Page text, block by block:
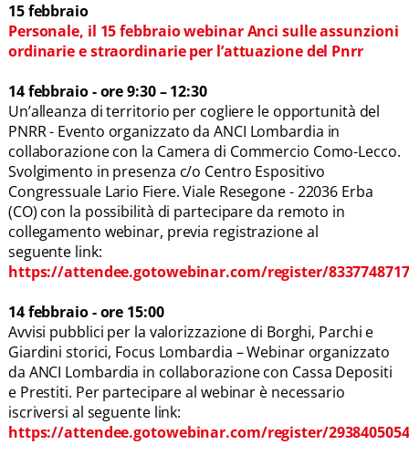
15 febbraio
Personale, il 15 febbraio webinar Anci sulle assunzioni
ordinarie e straordinarie per l’attuazione del Pnrr
14 febbraio - ore 9:30 – 12:30
Un’alleanza di territorio per cogliere le opportunità del
PNRR - Evento organizzato da ANCI Lombardia in
collaborazione con la Camera di Commercio Como-Lecco.
Svolgimento in presenza c/o Centro Espositivo
Congressuale Lario Fiere. Viale Resegone - 22036 Erba
(CO) con la possibilità di partecipare da remoto in
collegamento webinar, previa registrazione al
seguente link:
https://attendee.gotowebinar.com/register/
14 febbraio - ore 15:00
Avvisi pubblici per la valorizzazione di Borghi, Parchi e
Giardini storici, Focus Lombardia – Webinar organizzato
da ANCI Lombardia in collaborazione con Cassa Depositi
e Prestiti. Per partecipare al webinar è necessario
iscriversi al seguente link:
https://attendee.gotowebinar.com/register/